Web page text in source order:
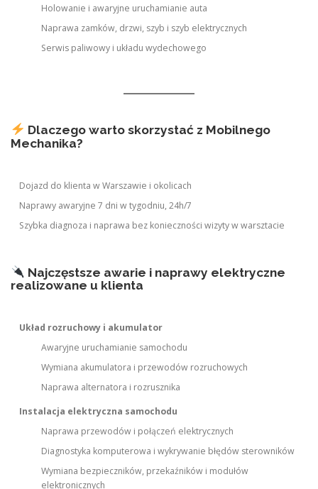
Holowanie i awaryjne uruchamianie auta
Naprawa zamków, drzwi, szyb i szyb elektrycznych
Serwis paliwowy i układu wydechowego
Dlaczego warto skorzystać z Mobilnego
Mechanika?
Dojazd do klienta w Warszawie i okolicach
Naprawy awaryjne 7 dni w tygodniu, 24h/7
Szybka diagnoza i naprawa bez konieczności wizyty w warsztacie
Najczęstsze awarie i naprawy elektryczne
realizowane u klienta
Układ rozruchowy i akumulator
Awaryjne uruchamianie samochodu
Wymiana akumulatora i przewodów rozruchowych
Naprawa alternatora i rozrusznika
Instalacja elektryczna samochodu
Naprawa przewodów i połączeń elektrycznych
Diagnostyka komputerowa i wykrywanie błędów sterowników
Wymiana bezpieczników, przekaźników i modułów
elektronicznych